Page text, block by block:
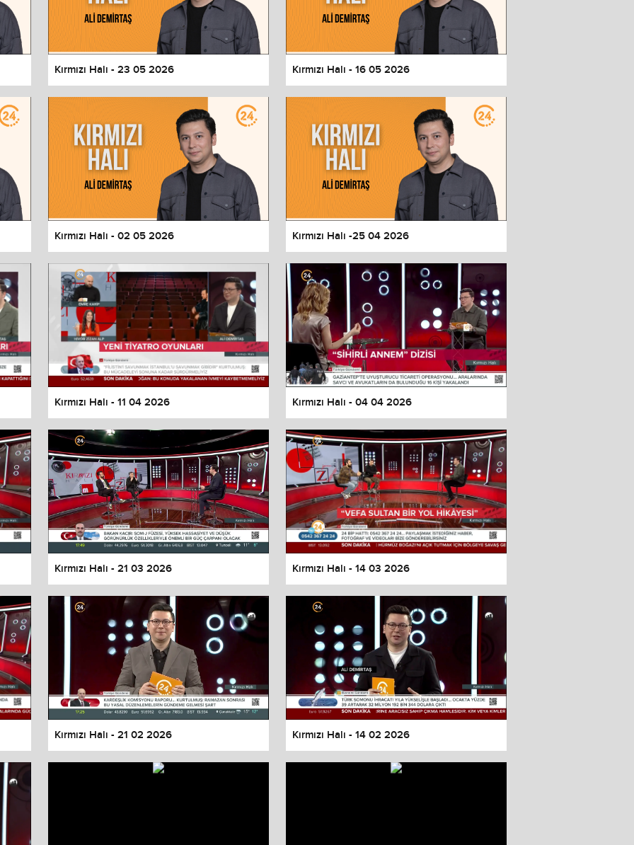
Kırmızı Halı - 23 05 2026 Kırmızı Halı - 16 05 2026
Kırmızı Halı - 02 05 2026 Kırmızı Halı -25 04 2026
Kırmızı Halı - 11 04 2026 Kırmızı Halı - 04 04 2026
Kırmızı Halı - 21 03 2026 Kırmızı Halı - 14 03 2026
Kırmızı Halı - 21 02 2026 Kırmızı Halı - 14 02 2026